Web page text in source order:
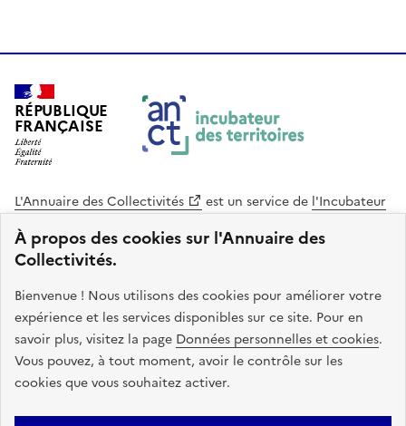
À propos des cookies sur l'Annuaire des
Collectivités.
Bienvenue ! Nous utilisons des cookies pour améliorer votre
expérience et les services disponibles sur ce site. Pour en
savoir plus, visitez la page Données personnelles et cookies.
Vous pouvez, à tout moment, avoir le contrôle sur les
cookies que vous souhaitez activer.
RÉPUBLIQUE
FRANÇAISE
L'Annuaire des Collectivités est un service de l'Incubateur
Cohésion des Territoires
. Le code source de ce site web
est disponible en licence libre. Le design de ce site est conçu
avec le système de design de l’État.
legifrance.gouv.fr
info.gouv.fr
service-public.gouv.fr
data.gouv.fr
Plan du site Accessibilite : non conforme Mentions légales